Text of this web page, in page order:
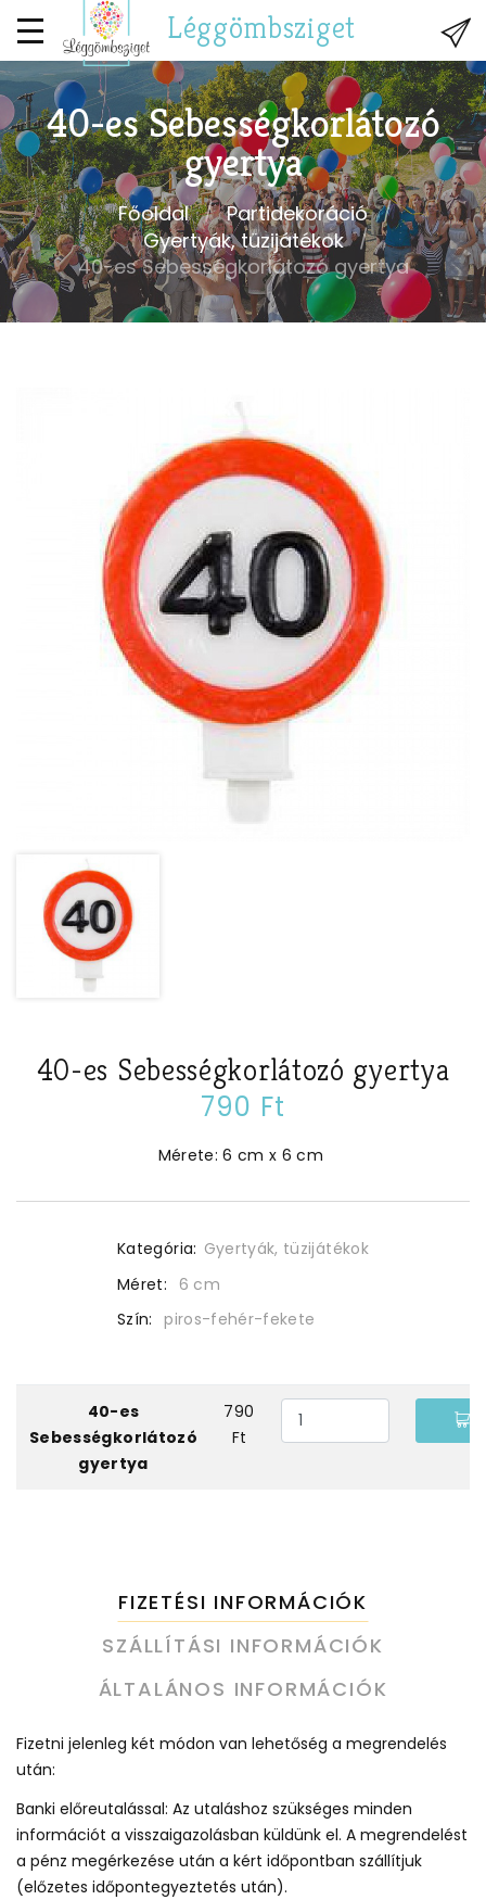
Léggömbsziget
40-es Sebességkorlátozó
gyertya
Főoldal
Partidekoráció
Gyertyák, tüzijátékok
40-es Sebességkorlátozó gyertya
40-es Sebességkorlátozó gyertya
790 Ft
Mérete: 6 cm x 6 cm
Kategória: Gyertyák, tüzijátékok
Méret:
6 cm
Szín:
piros-fehér-fekete
40-es
Sebességkorlátozó
gyertya
790
Ft
FIZETÉSI INFORMÁCIÓK
SZÁLLÍTÁSI INFORMÁCIÓK
ÁLTALÁNOS INFORMÁCIÓK
Fizetni jelenleg két módon van lehetőség a megrendelés
után:
Banki előreutalással: Az utaláshoz szükséges minden
információt a visszaigazolásban küldünk el. A megrendelést
a pénz megérkezése után a kért időpontban szállítjuk
(előzetes időpontegyeztetés után).